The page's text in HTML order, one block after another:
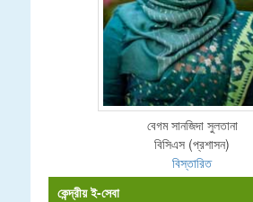
বেগম সানজিদা সুলতানা
বিসিএস (প্রশাসন)
বিস্তারিত
কেন্দ্রীয় ই-সেবা